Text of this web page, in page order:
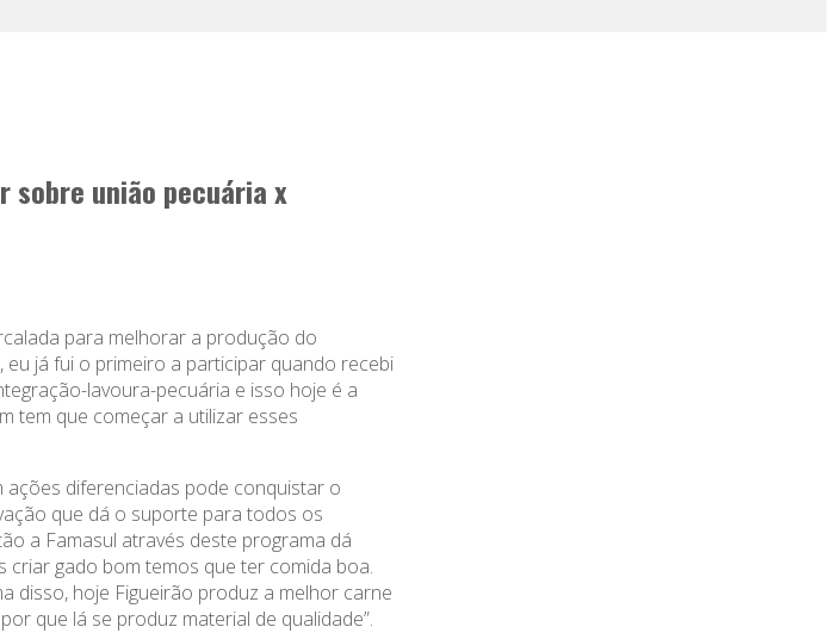
sobre união pecuária x
para melhorar a produção do
já fui o primeiro a participar quando recebi
lavoura-pecuária e isso hoje é a
tem que começar a utilizar esses
diferenciadas pode conquistar o
que dá o suporte para todos os
a Famasul através deste programa dá
gado bom temos que ter comida boa.
disso, hoje Figueirão produz a melhor carne
que lá se produz material de qualidade”.